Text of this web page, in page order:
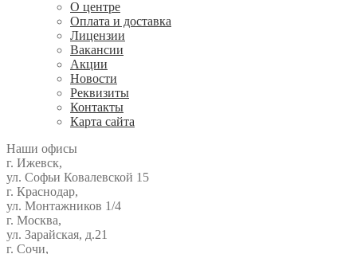
О центре
Оплата и доставка
Лицензии
Вакансии
Акции
Новости
Реквизиты
Контакты
Карта сайта
Наши офисы
г. Ижевск,
ул. Софьи Ковалевской 15
г. Краснодар,
ул. Монтажников 1/4
г. Москва,
ул. Зарайская, д.21
г. Сочи,